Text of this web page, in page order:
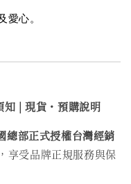
愛心。
知 | 現貨・預購說明
部正式授權台灣經銷
享受品牌正規服務與保